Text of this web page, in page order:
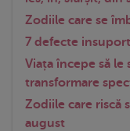
Zodiile care se
7 defecte
Viața începe să le
transformare
Zodiile care riscă
august